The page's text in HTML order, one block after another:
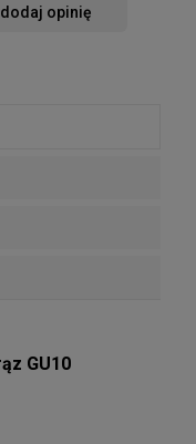
dodaj opinię
GU10